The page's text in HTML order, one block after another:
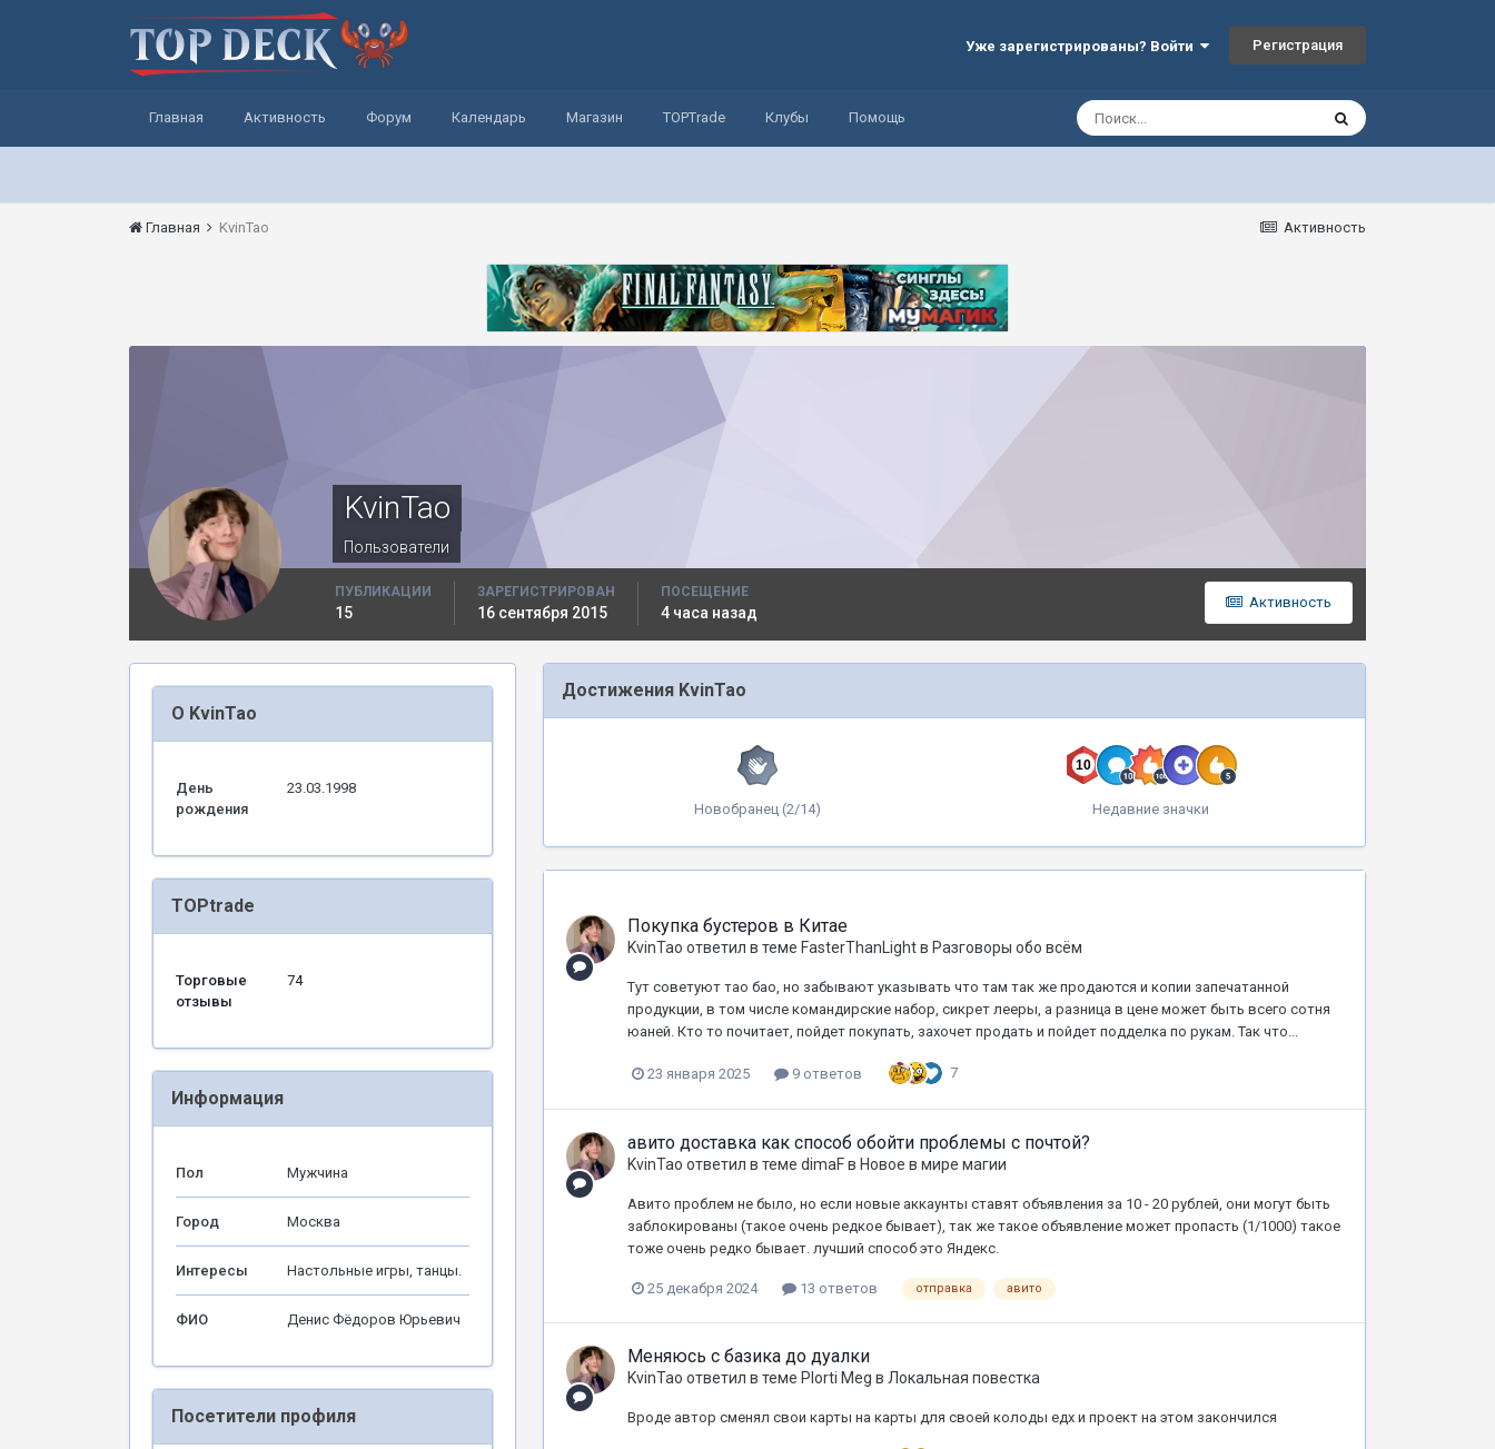
Уже зарегистрированы? Войти Регистрация
Главная Активность Форум Календарь Магазин TOPTrade Клубы Помощь
Активность
Главная KvinTao
KvinTao
Пользователи
Активность
ПУБЛИКАЦИИ
15
ЗАРЕГИСТРИРОВАН
16 сентября 2015
ПОСЕЩЕНИЕ
4 часа назад
О KvinTao
День
рождения
23.03.1998
TOPtrade
Торговые
отзывы
74
Информация
Пол Мужчина
Город Москва
Интересы Настольные игры, танцы.
ФИО Денис Фёдоров Юрьевич
Посетители профиля
Достижения KvinTao
Новобранец (2/14) Недавние значки
Покупка бустеров в Китае
KvinTao ответил в теме FasterThanLightв Разговоры обо всём
Тут советуют тао бао, но забывают указывать что там так же продаются и копии запечатанной
продукции, в том числе командирские набор, сикрет лееры, а разница в цене может быть всего сотня
юаней. Кто то почитает, пойдет покупать, захочет продать и пойдет подделка по рукам. Так что...
23 января 2025 9 ответов 7
авито доставка как способ обойти проблемы с почтой?
KvinTao ответил в теме dimaFв Новое в мире магии
Авито проблем не было, но если новые аккаунты ставят объявления за 10 - 20 рублей, они могут быть
заблокированы (такое очень редкое бывает), так же такое объявление может пропасть (1/1000) такое
тоже очень редко бывает. лучший способ это Яндекс.
25 декабря 2024 13 ответов отправка авито
Меняюсь с базика до дуалки
KvinTao ответил в теме Plorti Meg в Локальная повестка
Вроде автор сменял свои карты на карты для своей колоды едх и проект на этом закончился